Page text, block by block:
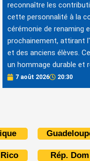
reconnaître les
cette personnalité à la
cérémonie de renaming
prochainement, attirant
et des anciens élèves.
un hommage durable et
7 août 2026 20:30
Rép. Dom